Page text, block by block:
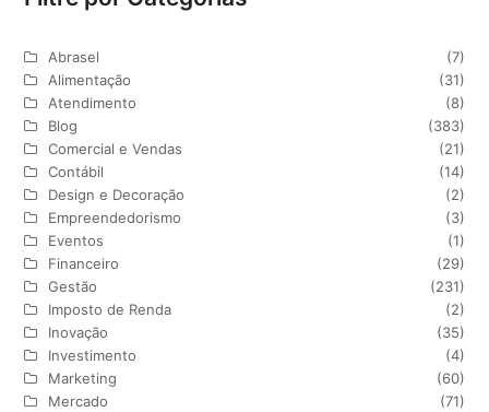
Abrasel
(7)
Alimentação
(31)
Atendimento
(8)
Blog
(383)
Comercial e Vendas
(21)
Contábil
(14)
Design e Decoração
(2)
Empreendedorismo
(3)
Eventos
(1)
Financeiro
(29)
Gestão
(231)
Imposto de Renda
(2)
Inovação
(35)
Investimento
(4)
Marketing
(60)
Mercado
(71)